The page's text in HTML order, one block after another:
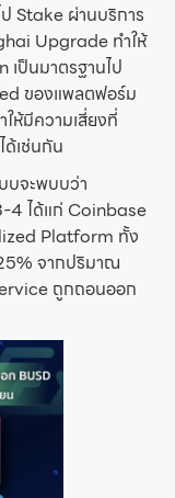
Stake ผ่านบริการ
Upgrade ทำให้
เป็นมาตรฐานไป
ของแพลตฟอร์ม
ห้มีความเสี่ยงที่
เช่นกัน
บจะพบบว่า
4 ได้แก่ Coinbase
Platform ทั้ง
จากปริมาณ
ถูกถอนออก